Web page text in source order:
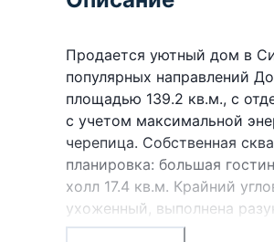
Продается уютный дом в
популярных направлений
площадью 139.2 кв.м., с
с учетом максимальной
черепица. Собственная
планировка: большая
холл 17.4 кв.м. Крайний
ухоженный, выполнена
дороги чистят. Рядом ГСК